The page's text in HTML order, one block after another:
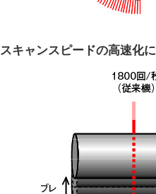
スキャンスピードの高速化